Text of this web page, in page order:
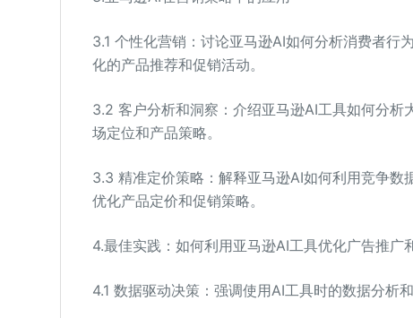
3.1 个性化营销：讨论亚马逊AI如何分析消费者行
化的产品推荐和促销活动。
3.2 客户分析和洞察：介绍亚马逊AI工具如何分
场定位和产品策略。
3.3 精准定价策略：解释亚马逊AI如何利用竞争数
优化产品定价和促销策略。
4.最佳实践：如何利用亚马逊AI工具优化广告推广
4.1 数据驱动决策：强调使用AI工具时的数据分析